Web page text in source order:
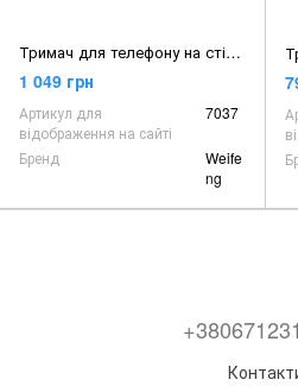
Тримач для телефону на стіл із кільцевою лампою на 26 см (flatlay стійка)
1 049 грн
Артикул для
відображення на сайті
7037
Бренд
Weife
ng